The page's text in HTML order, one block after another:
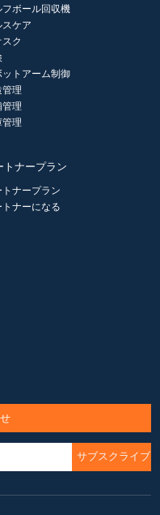
フボール回収機
スケア
スク
ットアーム制御
管理
管理
管理
トナープラン
トナープラン
トナーになる